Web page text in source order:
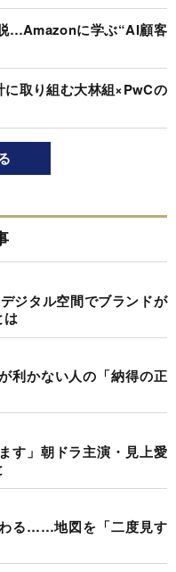
…Amazonに学ぶ“AI顧客
取り組む大林組×PwCの
ジタル空間でブランドが
は
利かない人の「納得の正
す」朝ドラ主演・見上愛
わる……地図を「二度見す